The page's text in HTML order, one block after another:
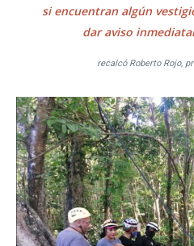
si encuentran algún
dar aviso
recalcó Roberto Rojo,